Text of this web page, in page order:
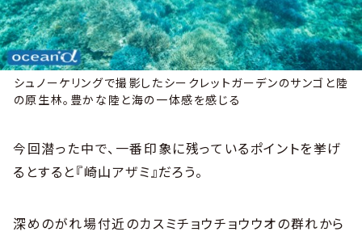
シュノーケリングで撮影したシークレットガーデンのサンゴと陸
の原生林。豊かな陸と海の一体感を感じる
今回潜った中で、一番印象に残っているポイントを挙げ
るとすると『崎山アザミ』だろう。
深めのがれ場付近のカスミチョウチョウウオの群れから